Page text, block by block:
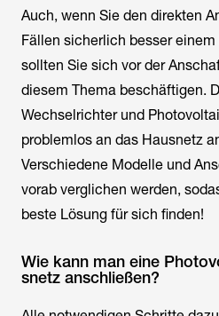
Auch, wenn Sie den direkten
Fällen sicherlich besser
sollten Sie sich vor der
diesem Thema beschäftigen.
Wechselrichter und
problemlos an das Hausnetz
Verschiedene Modelle und
vorab verglichen werden,
beste Lösung für sich finden!
Wie kann man eine
snetz anschließen?